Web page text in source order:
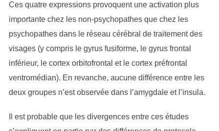
Ces quatre expressions provoquent une activation plus
importante chez les non-psychopathes que chez les
psychopathes dans le réseau cérébral de traitement des
visages (y compris le gyrus fusiforme, le gyrus frontal
inférieur, le cortex orbitofrontal et le cortex préfrontal
ventromédian). En revanche, aucune différence entre les
deux groupes n’est observée dans l’amygdale et l’insula.
Il est probable que les divergences entre ces études